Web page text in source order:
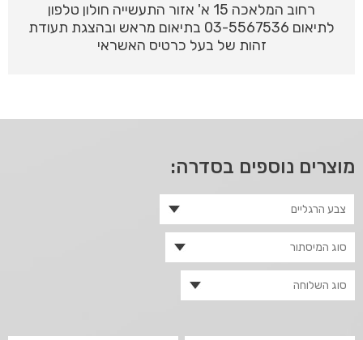
רחוב המלאכה 15 א' אזור התעשייה חולון טלפון
לתיאום 03-5567536 בתיאום מראש ובהצגת תעודת
זהות של בעל כרטיס האשראי
מוצרים נוספים בסדרה: